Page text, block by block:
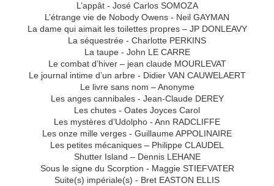
L’appât - José Carlos SOMOZA
L’étrange vie de Nobody Owens - Neil GAYMAN
La dame qui aimait les toilettes propres – JP DONLEAVY
La séquestrée - Charlotte PERKINS
La taupe - John LE CARRE
Le combat d’hiver – jean claude MOURLEVAT
Le journal intime d’un arbre - Didier VAN CAUWELAERT
Le livre sans nom – Anonyme
Les anges cannibales - Jean-Claude DEREY
Les chutes - Oates Joyces Carol
Les mystères d’Udolpho - Ann RADCLIFFE
Les onze mille verges - Guillaume APPOLINAIRE
Les petites mécaniques – Philippe CLAUDEL
Shutter Island – Dennis LEHANE
Sous le signe du Scorption - Maggie STIEFVATER
Suite(s) impériale(s) - Bret EASTON ELLIS